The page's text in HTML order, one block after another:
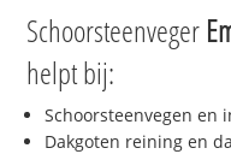
Schoorsteenveger
helpt bij:
Schoorsteenvegen en
Dakgoten reining en